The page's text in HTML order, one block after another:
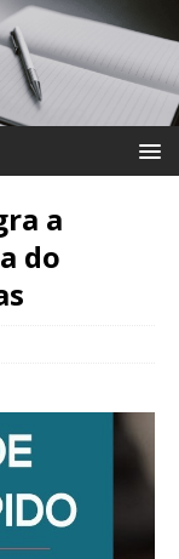
a
do